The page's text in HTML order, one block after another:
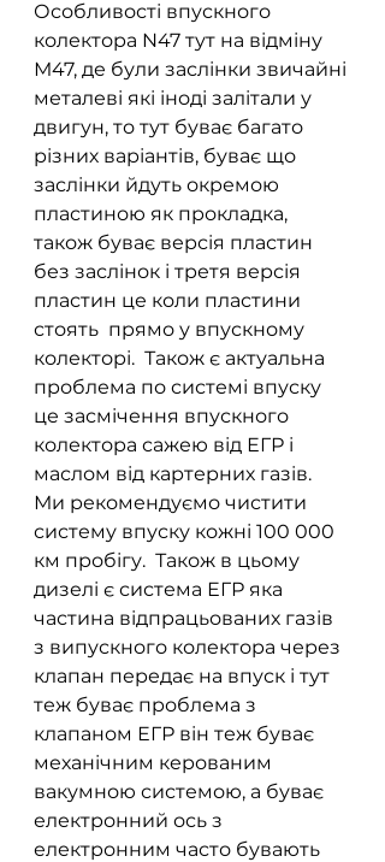
Особливості впускного
колектора N47 тут на відміну
М47, де були заслінки звичайні
металеві які іноді залітали у
двигун, то тут буває багато
різних варіантів, буває що
заслінки йдуть окремою
пластиною як прокладка,
також буває версія пластин
без заслінок і третя версія
пластин це коли пластини
стоять  прямо у впускному
колекторі.  Також є актуальна
проблема по системі впуску
це засмічення впускного
колектора сажею від ЕГР і
маслом від картерних газів.
Ми рекомендуємо чистити
систему впуску кожні 100 000
км пробігу.  Також в цьому
дизелі є система ЕГР яка
частина відпрацьованих газів
з випускного колектора через
клапан передає на впуск і тут
теж буває проблема з
клапаном ЕГР він теж буває
механічним керованим
вакумною системою, а буває
електронний ось з
електронним часто бувають